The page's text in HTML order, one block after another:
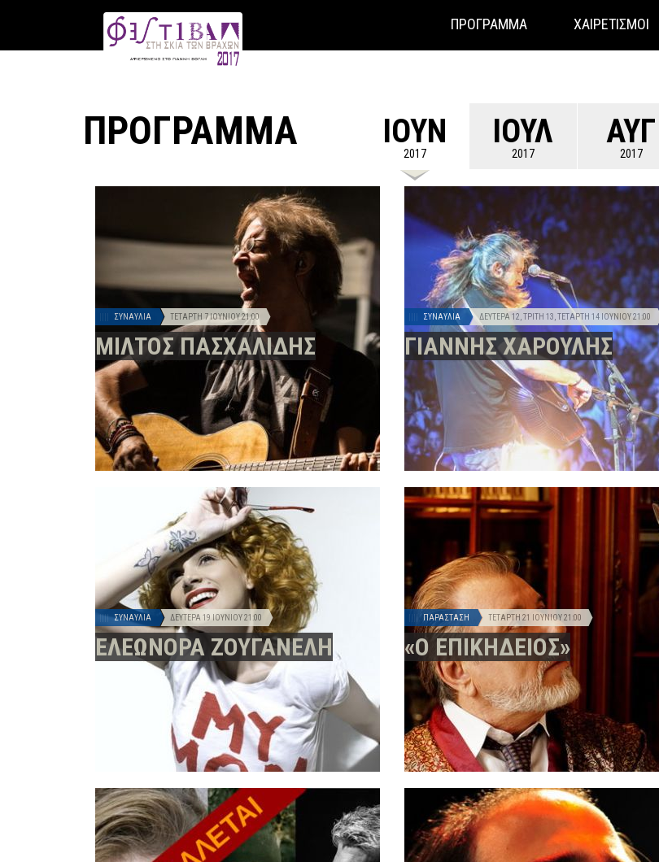
ΠΡΟΓΡΑΜΜΑ ΠΡΟΓΡΑΜΜΑ ΧΑΙΡΕΤΙΣΜΟΙ
ΠΡΟΓΡΑΜΜΑ ΙΟΥΝ
2017
ΙΟΥΛ
2017
ΑΥΓ
2017
ΣΥΝΑΥΛΊΑ ΤΕΤΆΡΤΗ 7 ΙΟΥΝΊΟΥ21:00
ΜΙΛΤΟΣ ΠΑΣΧΑΛΙΔΗΣ
ΣΥΝΑΥΛΊΑ ΔΕΥΤΈΡΑ 12, ΤΡΊΤΗ 13, ΤΕΤΆΡΤΗ 14 ΙΟΥΝΊΟΥ21:00
ΓΙΑΝΝΗΣ ΧΑΡΟΥΛΗΣ
ΣΥΝΑΥΛΊΑ ΔΕΥΤΈΡΑ 19 ΙΟΥΝΊΟΥ21:00
ΕΛΕΩΝΟΡΑ ΖΟΥΓΑΝΕΛΗ
ΠΑΡΆΣΤΑΣΗ ΤΕΤΆΡΤΗ 21 ΙΟΥΝΊΟΥ21:00
«Ο ΕΠΙΚΗΔΕΙΟΣ»